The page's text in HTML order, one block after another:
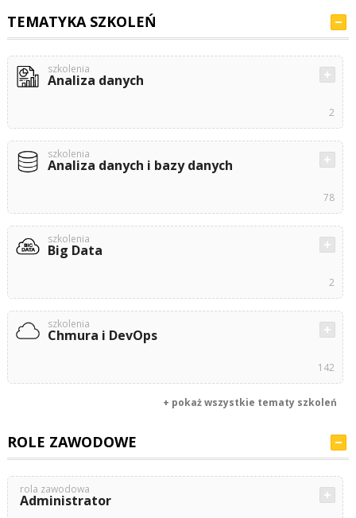
TEMATYKA SZKOLEŃ
szkolenia
Analiza danych
2
szkolenia
Analiza danych i bazy danych
78
szkolenia
Big Data
2
szkolenia
Chmura i DevOps
142
+ pokaż wszystkie tematy szkoleń
ROLE ZAWODOWE
rola zawodowa
Administrator